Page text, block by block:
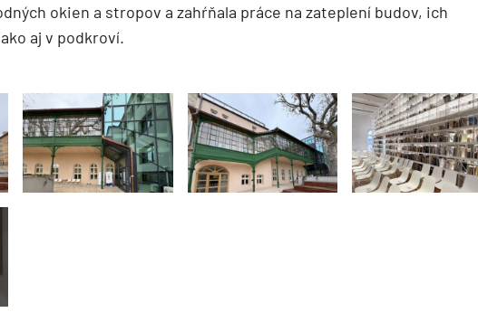
okien a stropov a zahŕňala práce na zateplení budov, ich
aj v podkroví.